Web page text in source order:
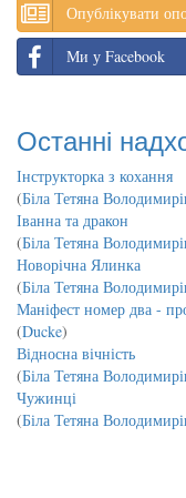
Опублікувати
Ми у Facebook
Останні
Інструкторка з кохання
(Біла Тетяна
Іванна та дракон
(Біла Тетяна
Новорічна Ялинка
(Біла Тетяна
Маніфест номер два -
(Ducke)
Відносна вічність
(Біла Тетяна
Чужинці
(Біла Тетяна